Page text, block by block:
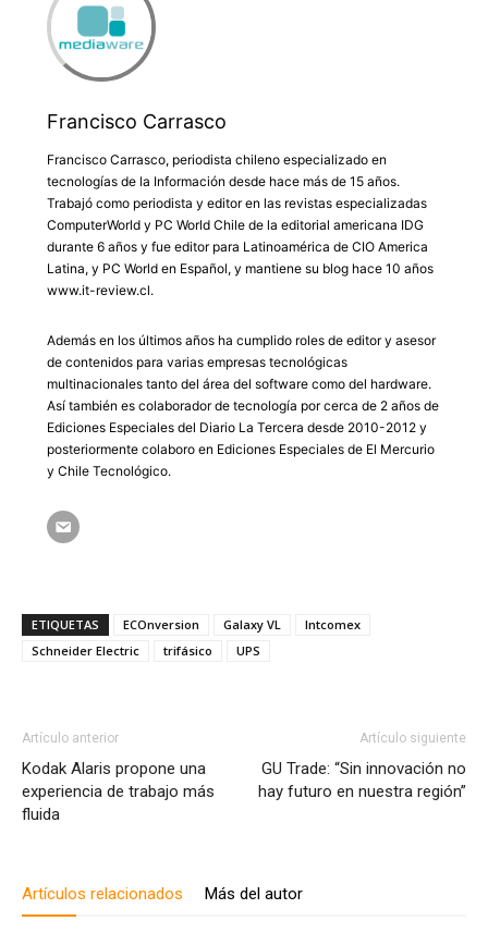
Francisco Carrasco
Francisco Carrasco, periodista chileno especializado en
tecnologías de la Información desde hace más de 15 años.
Trabajó como periodista y editor en las revistas especializadas
ComputerWorld y PC World Chile de la editorial americana IDG
durante 6 años y fue editor para Latinoamérica de CIO America
Latina, y PC World en Español, y mantiene su blog hace 10 años
www.it-review.cl.
Además en los últimos años ha cumplido roles de editor y asesor
de contenidos para varias empresas tecnológicas
multinacionales tanto del área del software como del hardware.
Así también es colaborador de tecnología por cerca de 2 años de
Ediciones Especiales del Diario La Tercera desde 2010-2012 y
posteriormente colaboro en Ediciones Especiales de El Mercurio
y Chile Tecnológico.
ETIQUETAS ECOnversion Galaxy VL
Intcomex
Schneider Electric
trifásico UPS
Artículo anterior
Kodak Alaris propone una
experiencia de trabajo más
fluida
Artículo siguiente
GU Trade: “Sin innovación no
hay futuro en nuestra región”
Artículos relacionados Más del autor